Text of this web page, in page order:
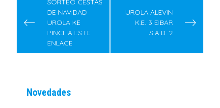
entradas
SORTEO CESTAS
DE NAVIDAD
UROLA KE
PINCHA ESTE
ENLACE
UROLA ALEVIN
K.E. 3 EIBAR
S.A.D. 2
Novedades